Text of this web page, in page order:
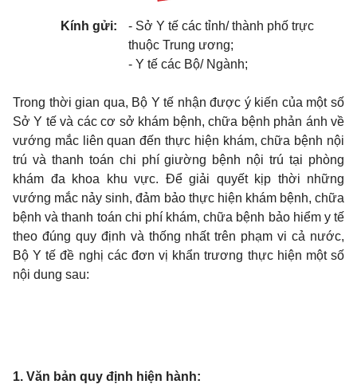
Kính gửi:
- Sở Y tế các tỉnh/ thành phố trực
thuộc Trung ương;
- Y tế các Bộ/ Ngành;
Trong thời gian qua, Bộ Y tế nhận được ý kiến của một số
Sở Y tế và các cơ sở khám bệnh, chữa bệnh phản ánh về
vướng mắc liên quan đến thực hiện khám, chữa bệnh nội
trú và thanh toán chi phí giường bệnh nội trú tại phòng
khám đa khoa khu vực. Đểgiải quyết kịp thời những
vướng mắc nảy sinh, đảm bảo thực hiện khám bệnh, chữa
bệnh và thanh toán chi phí khám, chữa bệnh bảo hiểm y tế
theo đúng quy định và thống nhất trên phạm vi cả nước,
Bộ Y tế đề nghị các đơn vị khẩn trương thực hiện một số
nội dung sau:
1. Văn bản quy định hiện hành: